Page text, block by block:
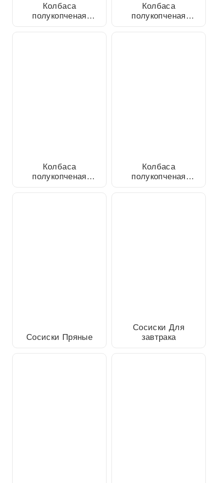
Колбаса полукопченая
Прима из свинины и
говядины
Колбаса полукопченая
Полтавская
Колбаса полукопченая
Пермская из свинины
Колбаса полукопченая
Конская из конины
Сосиски Пряные Сосиски Для завтрака